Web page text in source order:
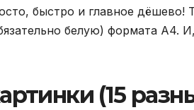
быстро и главное дёшево!
белую) формата A4.
(15